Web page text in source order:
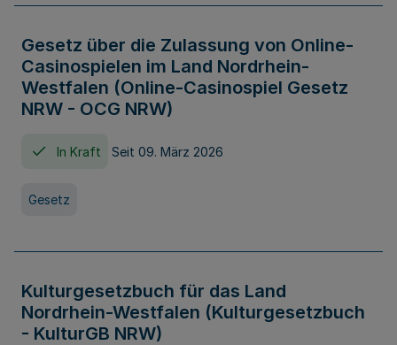
Gesetz über die Zulassung von Online-
Casinospielen im Land Nordrhein-
Westfalen (Online-Casinospiel Gesetz
NRW - OCG NRW)
In Kraft Seit 09. März 2026
Gesetz
Kulturgesetzbuch für das Land
Nordrhein-Westfalen (Kulturgesetzbuch
- KulturGB NRW)